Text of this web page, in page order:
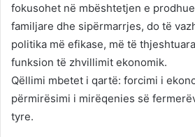
fokusohet në mbështetjen e
familjare dhe sipërmarrjes, do të
politika më efikase, më të
funksion të zhvillimit ekonomik.
Qëllimi mbetet i qartë: forcimi i
përmirësimi i mirëqenies së
tyre.